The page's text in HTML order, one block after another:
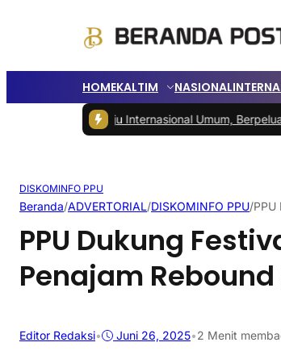
HOMEKALTIM NASIONAL
Menuju Internasional Umum, Berpeluang Jadi
DISKOMINFO PPU
Beranda/ADVERTORIAL/DISKOMINFO PPU/PPU
PPU Dukung
Penajam Rebound
Editor Redaksi• Juni 26, 2025•2 Menit